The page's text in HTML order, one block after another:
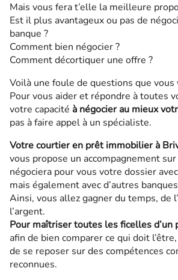
Mais vous fera t’elle la meilleure
Est il plus avantageux ou pas de
banque ?
Comment bien négocier ?
Comment décortiquer une offre ?
Voilà une foule de questions que vous
Pour vous aider et répondre à toutes
votre capacité à négocier au mieux
pas à faire appel à un spécialiste.
Votre courtier en prêt immobilier à
vous propose un accompagnement
négociera pour vous votre dossier
mais également avec d’autres
Ainsi, vous allez gagner du temps, de
l’argent.
Pour maîtriser toutes les ficelles
afin de bien comparer ce qui doit
de se reposer sur des compétences
reconnues.